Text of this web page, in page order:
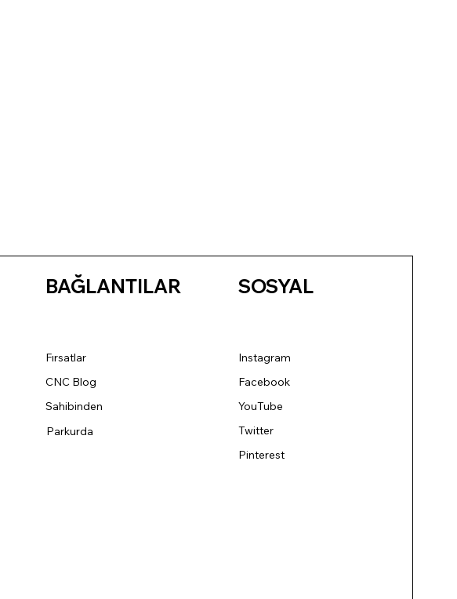
BAĞLANTILAR
Fırsatlar
CNC Blog
Sahibinden
Parkurda
SOSYAL
Instagram
Facebook
YouTube
Twitter
Pinterest